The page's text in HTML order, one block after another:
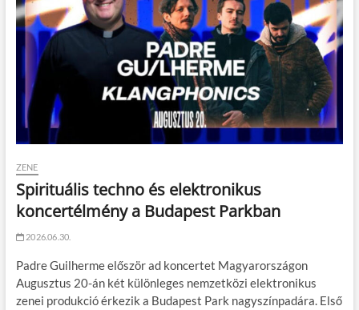
ZENE
Spirituális techno és elektronikus
koncertélmény a Budapest Parkban
2026.06.30.
Padre Guilherme először ad koncertet Magyarországon
Augusztus 20-án két különleges nemzetközi elektronikus
zenei produkció érkezik a Budapest Park nagyszínpadára. Első